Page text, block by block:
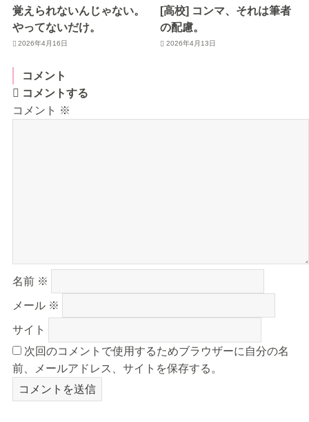
覚えられないんじゃない。
やってないだけ。
2026年4月16日
[高校] コンマ、それは筆者
の配慮。
2026年4月13日
コメント
コメントする
コメント ※
名前 ※
メール ※
サイト
次回のコメントで使用するためブラウザーに自分の名
前、メールアドレス、サイトを保存する。